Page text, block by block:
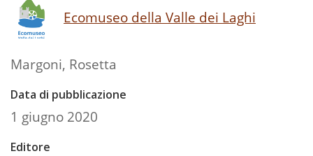
Ecomuseo della Valle dei Laghi
Margoni, Rosetta
Data di pubblicazione
1 giugno 2020
Editore